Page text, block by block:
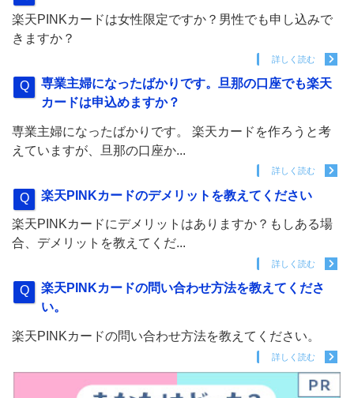
楽天PINKカードは女性限定ですか？男性でも申し込みで
きますか？
詳しく読む
専業主婦になったばかりです。旦那の口座でも楽天
カードは申込めますか？
専業主婦になったばかりです。 楽天カードを作ろうと考
えていますが、旦那の口座か...
詳しく読む
楽天PINKカードのデメリットを教えてください
楽天PINKカードにデメリットはありますか？もしある場
合、デメリットを教えてくだ...
詳しく読む
楽天PINKカードの問い合わせ方法を教えてくださ
い。
楽天PINKカードの問い合わせ方法を教えてください。
詳しく読む